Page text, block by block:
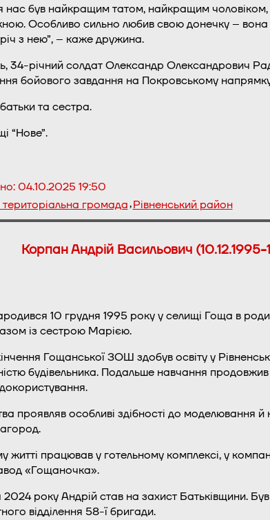
нас був найкращим татом, найкращим
Особливо сильно любив свою донечку – вона
з нею”, – каже дружина.
34-річний солдат Олександр Олександрович
бойового завдання на Покровському
та сестра.
“Нове”.
04.10.2025 19:50
територіальна громада,Рівненський район
Корпан Андрій Васильович
10 грудня 1995 року у селищі Гоща в
із сестрою Марією.
Гощанської ЗОШ здобув освіту у
будівельника. Подальше навчання
проявляв особливі здібності до моделювання
житті працював у готельному комплексі, у
«Гощаночка».
2024 року Андрій став на захист Батьківщини.
відділення 58-ї бригади.